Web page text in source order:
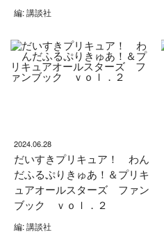
編: 講談社
2024.06.28
だいすきプリキュア！ わん
だふるぷりきゅあ！＆プリキ
ュアオールスターズ ファン
ブック ｖｏｌ．２
編: 講談社